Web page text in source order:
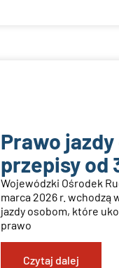
Prawo jazdy
przepisy od
Wojewódzki Ośrodek
marca 2026 r. wchodzą
jazdy osobom, które
prawo
Czytaj dalej